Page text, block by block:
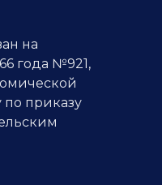
на
года №921,
по приказу